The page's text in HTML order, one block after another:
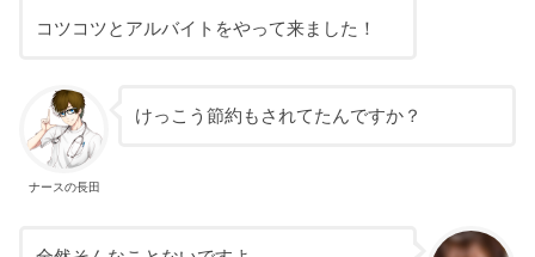
コツコツとアルバイトをやって来ました！
ナースの長田
けっこう節約もされてたんですか？